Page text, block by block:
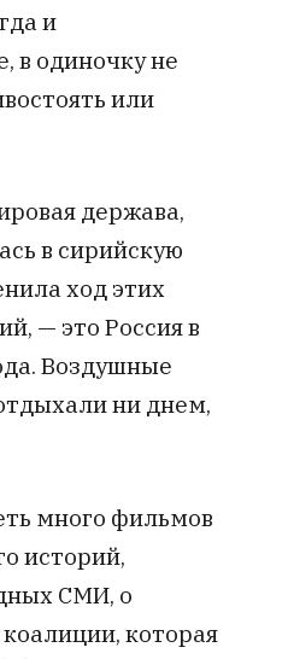
и
в одиночку не
или
держава,
в сирийскую
ход этих
— это Россия в
Воздушные
ни днем,
много фильмов
историй,
СМИ, о
которая